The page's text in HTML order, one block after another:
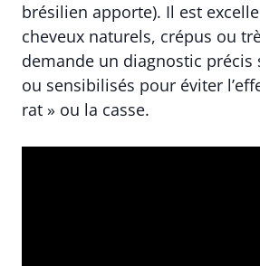
brésilien apporte). Il est
cheveux naturels, crépus ou
demande un diagnostic précis
ou sensibilisés pour éviter
rat » ou la casse.